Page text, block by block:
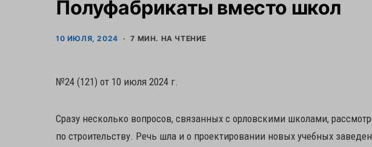
Полуфабрикаты вместо школ
10 ИЮЛЯ, 2024 7 МИН. НА ЧТЕНИЕ
№24 (121) от 10 июля 2024 г.
Сразу несколько вопросов, связанных с орловскими школами,
по строительству. Речь шла и о проектировании новых учебных